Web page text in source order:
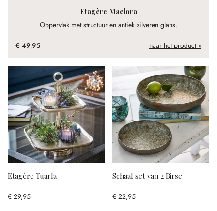
Etagère Maelora
Oppervlak met structuur en antiek zilveren glans.
€ 49,95 naar het product »
Etagère Tuarla
€ 29,95
Schaal set van 2 Birse
€ 22,95